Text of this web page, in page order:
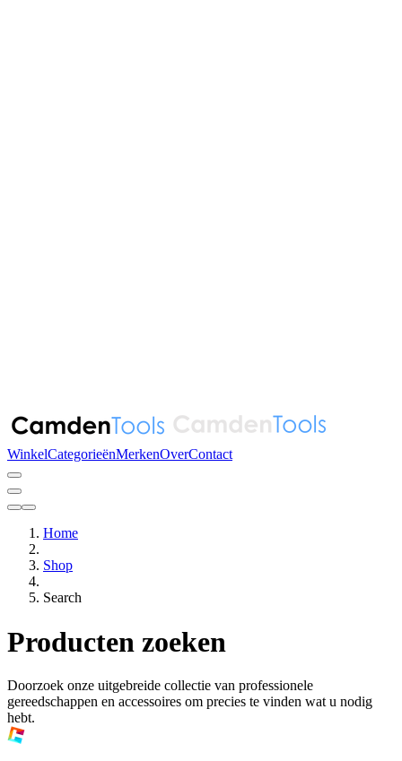
WinkelCategorieënMerkenOverContact
Home
Shop
Search
Producten zoeken
Doorzoek onze uitgebreide collectie van professionele
gereedschappen en accessoires om precies te vinden wat u nodig
hebt.